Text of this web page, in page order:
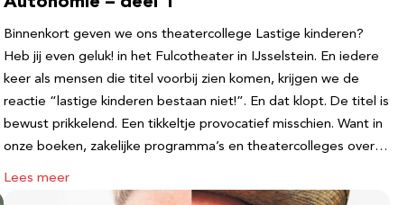
Binnenkort geven we ons theatercollege Lastige kinderen?
Heb jij even geluk! in het Fulcotheater in IJsselstein. En iedere
keer als mensen die titel voorbij zien komen, krijgen we de
reactie “lastige kinderen bestaan niet!”. En dat klopt. De titel is
bewust prikkelend. Een tikkeltje provocatief misschien. Want in
onze boeken, zakelijke programma’s en theatercolleges over…
Lees meer